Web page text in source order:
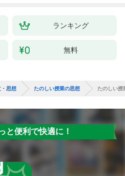
ランキング
無料
・思想 たのしい授業の思想 たのしい授
と便利で快適に！